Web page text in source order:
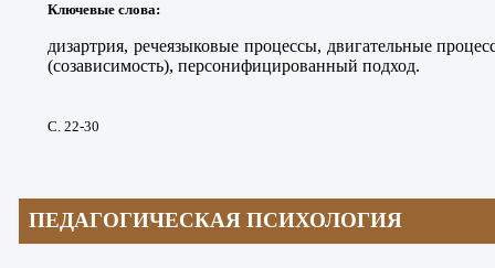
Ключевые слова:
дизартрия, речеязыковые процессы, двигательные
(созависимость), персонифицированный подход.
С. 22-30
ПЕДАГОГИЧЕСКАЯ ПСИХОЛОГИЯ